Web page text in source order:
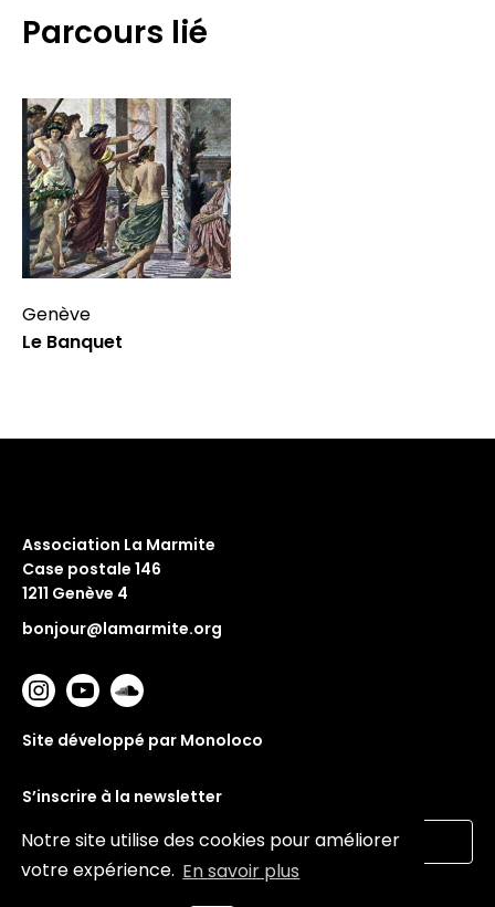
Notre site utilise des cookies pour améliorer
votre expérience. En savoir plus
Parcours lié
Genève
Le Banquet
Association La Marmite
Case postale 146
1211 Genève 4
bonjour@lamarmite.org
Site développé par Monoloco
S’inscrire à la newsletter
Valider